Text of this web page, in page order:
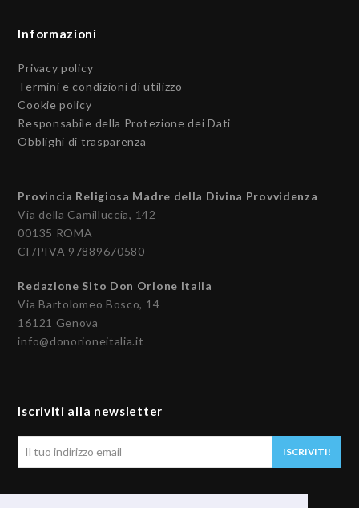
Informazioni
Privacy policy
Termini e condizioni di utilizzo
Cookie policy
Responsabile della Protezione dei Dati
Obblighi di trasparenza
Provincia Religiosa Madre della Divina Provvidenza
Via della Camilluccia, 142
00135 ROMA
CF/PIVA 97889670580
Redazione Sito Don Orione Italia
Via Bartolomeo Bosco, 14
16121 Genova
info@donorioneitalia.it
Iscriviti alla newsletter
ISCRIVITI!